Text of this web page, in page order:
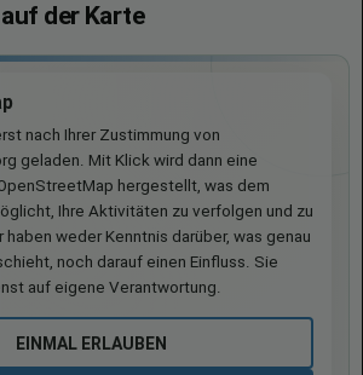
der Karte
nach Ihrer Zustimmung von
geladen. Mit Klick wird dann eine
hergestellt, was dem
Ihre Aktivitäten zu verfolgen und zu
weder Kenntnis darüber, was genau
noch darauf einen Einfluss. Sie
auf eigene Verantwortung.
EINMAL ERLAUBEN